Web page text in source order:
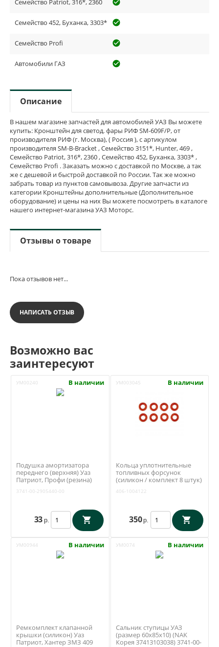
Семейство 452, Буханка, 3303* check_circle_outline
Семейство Profi check_circle_outline
Автомобили ГАЗ check_circle_outline
Описание
В нашем магазине запчастей для автомобилей УАЗ Вы можете
купить: Кронштейн для светод. фары РИФ SM-609F/P, от
производителя РИФ (г. Москва), ( Россия ), с артикулом
производителя SM-B-Bracket , Семейство 3151*, Hunter, 469 ,
Семейство Patriot, 316*, 2360 , Семейство 452, Буханка, 3303* ,
Семейство Profi . Заказать можно с доставкой по Москве, а так
же с дешевой и быстрой доставкой по России. Так же можно
забрать товар из пунктов самовывоза. Другие запчасти из
категории Кронштейны дополнительные (Дополнительное
оборудование) и цены на них Вы можете посмотреть в каталоге
нашего интернет-магазина УАЗ Моторс.
Отзывы о товаре
Пока отзывов нет...
НАПИСАТЬ ОТЗЫВ
Возможно вас
заинтересуют
УМ00240 В наличии
Подушка амортизатора
переднего (верхняя) Уаз
Патриот, Профи (резина)
3741-00-2905440-00
33 р.
УМ003045 В наличии
Кольца уплотнительные
топливных форсунок
(силикон / комплект 8 штук)
1004122
406-1004122
350 р.
УМ00944 В наличии
Ремкомплект клапанной
крышки (силикон) Уаз
Патриот, Хантер ЗМЗ 409
УМ0074 В наличии
Сальник ступицы УАЗ
(размер 60х85х10) (NAK
Корея 37413103038) 3741-00-